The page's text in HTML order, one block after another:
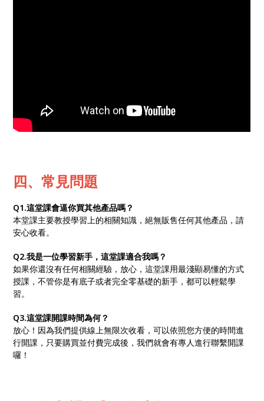
四、常見問題
Q1.這堂課會逼你買其他產品嗎？
本堂課主要教授學習上的相關知識，絕無販售任何其他產品，請
安心收看。
Q2.我是一位學習新手，這堂課適合我嗎？
如果你還沒有任何相關經驗，放心，這堂課用最淺顯易懂的方式
授課，不管你是有底子或者完全零基礎的新手，都可以輕鬆學
習。
Q3.這堂課開課時間為何？
放心！因為我們提供線上無限次收看，可以依照您方便的時間進
行開課，只要購買並付費完成後，我們就會有專人進行聯繫開課
囉！